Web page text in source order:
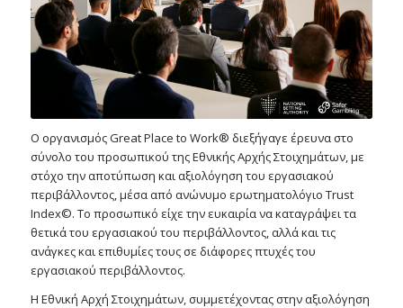
Ο οργανισμός Great Place to Work® διεξήγαγε έρευνα στο
σύνολο του προσωπικού της Εθνικής Αρχής Στοιχημάτων, με
στόχο την αποτύπωση και αξιολόγηση του εργασιακού
περιβάλλοντος, μέσα από ανώνυμο ερωτηματολόγιο Trust
Index©. Το προσωπικό είχε την ευκαιρία να καταγράψει τα
θετικά του εργασιακού του περιβάλλοντος, αλλά και τις
ανάγκες και επιθυμίες τους σε διάφορες πτυχές του
εργασιακού περιβάλλοντος.
Η Εθνική Αρχή Στοιχημάτων, συμμετέχοντας στην αξιολόγηση